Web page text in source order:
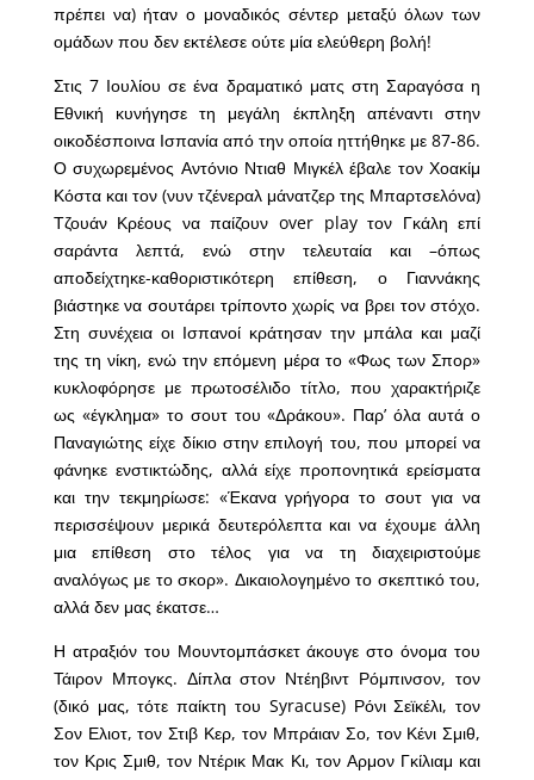
πρέπει να) ήταν ο μοναδικός σέντερ μεταξύ όλων των
ομάδων που δεν εκτέλεσε ούτε μία ελεύθερη βολή!
Στις 7 Ιουλίου σε ένα δραματικό ματς στη Σαραγόσα η
Εθνική κυνήγησε τη μεγάλη έκπληξη απέναντι στην
οικοδέσποινα Ισπανία από την οποία ηττήθηκε με 87-86.
Ο συχωρεμένος Αντόνιο Ντιαθ Μιγκέλ έβαλε τον Χοακίμ
Κόστα και τον (νυν τζένεραλ μάνατζερ της Μπαρτσελόνα)
Τζουάν Κρέους να παίζουν over play τον Γκάλη επί
σαράντα λεπτά, ενώ στην τελευταία και –όπως
αποδείχτηκε-καθοριστικότερη επίθεση, ο Γιαννάκης
βιάστηκε να σουτάρει τρίποντο χωρίς να βρει τον στόχο.
Στη συνέχεια οι Ισπανοί κράτησαν την μπάλα και μαζί
της τη νίκη, ενώ την επόμενη μέρα το «Φως των Σπορ»
κυκλοφόρησε με πρωτοσέλιδο τίτλο, που χαρακτήριζε
ως «έγκλημα» το σουτ του «Δράκου». Παρ’ όλα αυτά ο
Παναγιώτης είχε δίκιο στην επιλογή του, που μπορεί να
φάνηκε ενστικτώδης, αλλά είχε προπονητικά ερείσματα
και την τεκμηρίωσε: «Έκανα γρήγορα το σουτ για να
περισσέψουν μερικά δευτερόλεπτα και να έχουμε άλλη
μια επίθεση στο τέλος για να τη διαχειριστούμε
αναλόγως με το σκορ». Δικαιολογημένο το σκεπτικό του,
αλλά δεν μας έκατσε…
Η ατραξιόν του Μουντομπάσκετ άκουγε στο όνομα του
Τάιρον Μπογκς. Δίπλα στον Ντέηβιντ Ρόμπινσον, τον
(δικό μας, τότε παίκτη του Syracuse) Ρόνι Σεϊκέλι, τον
Σον Ελιοτ, τον Στιβ Κερ, τον Μπράιαν Σο, τον Κένι Σμιθ,
τον Κρις Σμιθ, τον Ντέρικ Μακ Κι, τον Αρμον Γκίλιαμ και